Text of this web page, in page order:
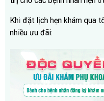
Khi đặt lịch hẹn khám qua
nhiều ưu đãi: